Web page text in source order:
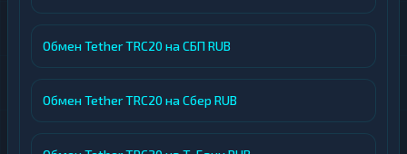
Обмен Tether TRC20 на СБП RUB
Обмен Tether TRC20 на Сбер RUB